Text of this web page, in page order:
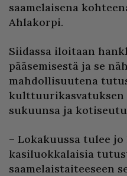
saamelaisena
Ahlakorpi.
Siidassa iloitaan
pääsemisestä ja se
mahdollisuutena
sukuunsa ja
– Lokakuussa tulee
kasiluokkalaisia
saamelaistaiteeseen